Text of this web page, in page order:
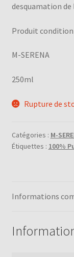
desquamation
Produit
M-SERENA
250ml
Rupture de
Catégories : M-
Étiquettes : 100%
Informations